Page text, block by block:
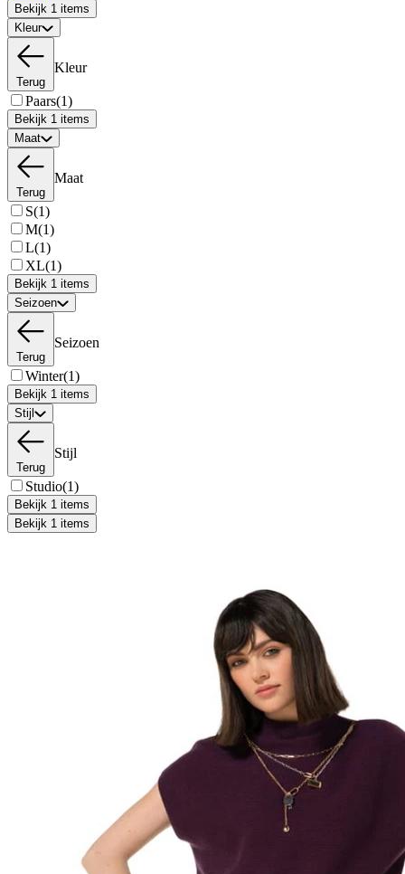
Bekijk 1 items
Kleur
Terug
Kleur
Paars(1)
Bekijk 1 items
Maat
Terug
Maat
S(1)
M(1)
L(1)
XL(1)
Bekijk 1 items
Seizoen
Terug
Seizoen
Winter(1)
Bekijk 1 items
Stijl
Terug
Stijl
Studio(1)
Bekijk 1 items
Bekijk 1 items